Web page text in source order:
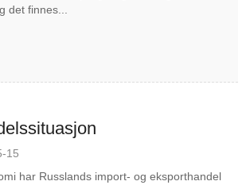
det finnes...
15
har Russlands import- og eksporthandel